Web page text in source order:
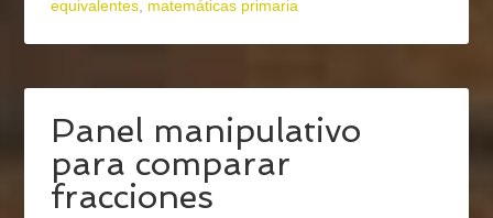
equivalentes, matemáticas primaria
Panel manipulativo
para comparar
fracciones